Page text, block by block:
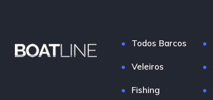
Todos Barcos
Veleiros
Fishing